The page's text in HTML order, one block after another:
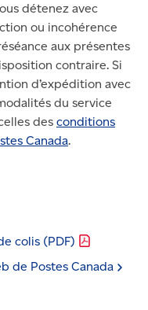
détenez avec
ou incohérence
aux présentes
contraire. Si
d’expédition avec
du service
des conditions
Canada.
colis (PDF)
de Postes Canada